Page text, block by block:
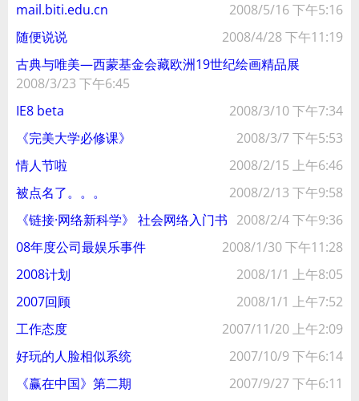
mail.biti.edu.cn
2008/5/16 下午5:16
随便说说
2008/4/28 下午11:19
古典与唯美—西蒙基金会藏欧洲19世纪绘画精品展
2008/3/23 下午6:45
IE8 beta
2008/3/10 下午7:34
《完美大学必修课》
2008/3/7 下午5:53
情人节啦
2008/2/15 上午6:46
被点名了。。。
2008/2/13 下午9:58
《链接·网络新科学》 社会网络入门书 2008/2/4 下午9:36
08年度公司最娱乐事件
2008/1/30 下午11:28
2008计划
2008/1/1 上午8:05
2007回顾
2008/1/1 上午7:52
工作态度
2007/11/20 上午2:09
好玩的人脸相似系统
2007/10/9 下午6:14
《赢在中国》第二期
2007/9/27 下午6:11